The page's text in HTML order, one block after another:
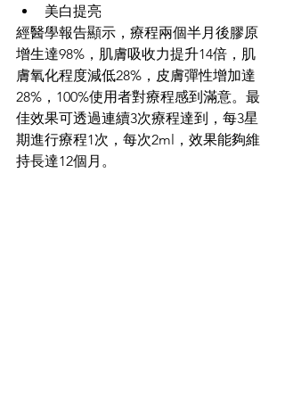
美白提亮
經醫學報告顯示，療程兩個半月後膠原
增生達98%，肌膚吸收力提升14倍，肌
膚氧化程度減低28%，皮膚彈性增加達
28%，100%使用者對療程感到滿意。最
佳效果可透過連續3次療程達到，每3星
期進行療程1次，每次2ml，效果能夠維
持長達12個月。